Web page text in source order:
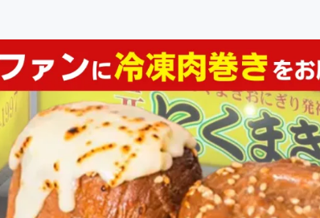
アート・写真 音楽
テクノロジー・ガジェット ゲーム・サービス
映像・映画 書籍・雑誌出版
ビジネス・起業 チャレンジ